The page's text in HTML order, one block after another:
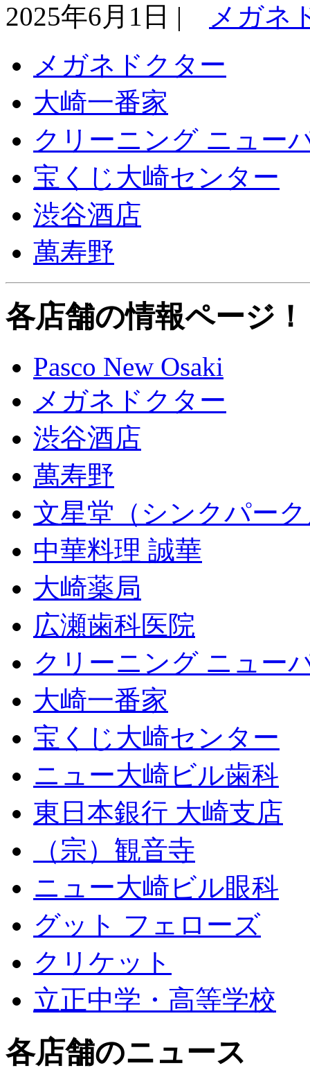
2025年6月1日 |
メガネ
メガネドクター
大崎一番家
クリーニング ニュー
宝くじ大崎センター
渋谷酒店
萬寿野
各店舗の情報ページ！
Pasco New Osaki
メガネドクター
渋谷酒店
萬寿野
文星堂（シンクパー
中華料理 誠華
大崎薬局
広瀬歯科医院
クリーニング ニュー
大崎一番家
宝くじ大崎センター
ニュー大崎ビル歯科
東日本銀行 大崎支店
（宗）観音寺
ニュー大崎ビル眼科
グット フェローズ
クリケット
立正中学・高等学校
各店舗のニュース